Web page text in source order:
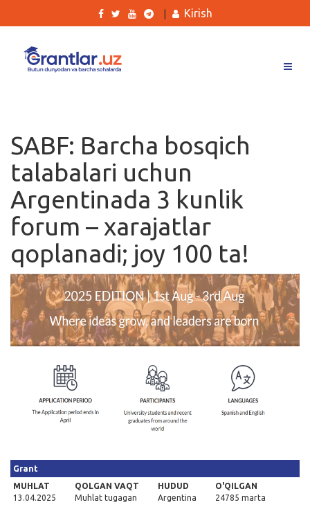
Ishlar
Kurslar
Blog
Yana
Qidirish
Kirish
Kirish
SABF: Barcha bosqich
talabalari uchun
Argentinada 3 kunlik
forum – xarajatlar
qoplanadi; joy 100 ta!
Grant
MUHLAT
13.04.2025
QOLGAN VAQT
Muhlat tugagan
HUDUD
Argentina
O'QILGAN
24785 marta